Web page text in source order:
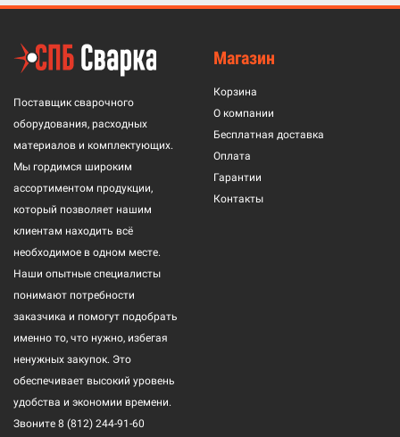
Поставщик сварочного
оборудования, расходных
материалов и комплектующих.
Мы гордимся широким
ассортиментом продукции,
который позволяет нашим
клиентам находить всё
необходимое в одном месте.
Наши опытные специалисты
понимают потребности
заказчика и помогут подобрать
именно то, что нужно, избегая
ненужных закупок. Это
обеспечивает высокий уровень
удобства и экономии времени.
Звоните 8 (812) 244-91-60
Магазин
Корзина
О компании
Бесплатная доставка
Оплата
Гарантии
Контакты